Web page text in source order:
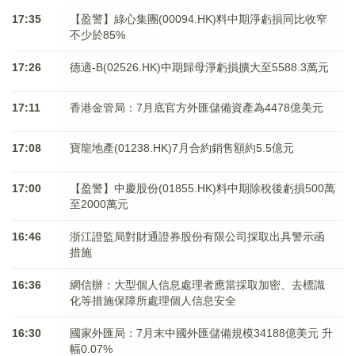
17:35
【盈警】綠心集團(00094.HK)料中期淨虧損同比收窄
不少於85%
17:26 德適-B(02526.HK)中期歸母淨虧損擴大至5588.3萬元
17:11 香港金管局：7月底官方外匯儲備資產為4478億美元
17:08 寶龍地產(01238.HK)7月合約銷售額約5.5億元
17:00
【盈警】中慶股份(01855.HK)料中期除稅後虧損500萬
至2000萬元
16:46
浙江證監局對財通證券股份有限公司採取出具警示函
措施
16:36
網信辦：大型個人信息處理者應當採取加密、去標識
化等措施保障所處理個人信息安全
16:30
國家外匯局：7月末中國外匯儲備規模34188億美元 升
幅0.07%